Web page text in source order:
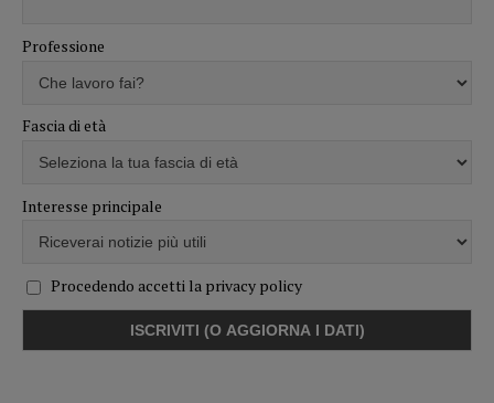
Professione
Fascia di età
Interesse principale
Procedendo accetti la privacy policy